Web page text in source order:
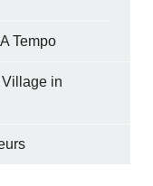
Tempo
in